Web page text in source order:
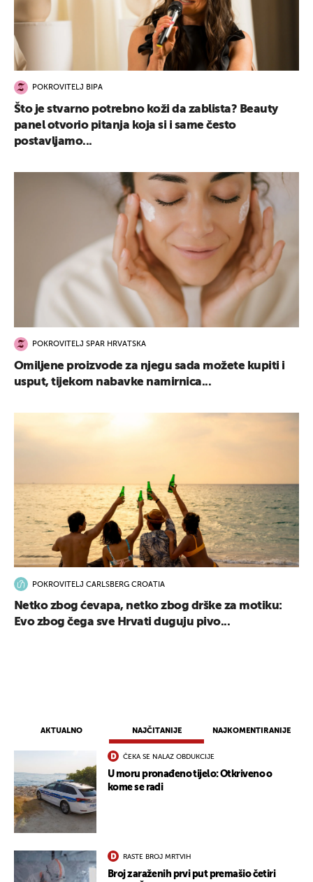
AKTUALNO NAJČITANIJE NAJKOMENTIRANIJE
ČEKA SE NALAZ OBDUKCIJE
U moru pronađeno tijelo: Otkriveno o
kome se radi
RASTE BROJ MRTVIH
Broj zaraženih prvi put premašio četiri
POKROVITELJ BIPA
Što je stvarno potrebno koži da zablista? Beauty
panel otvorio pitanja koja si i same često
postavljamo...
POKROVITELJ SPAR HRVATSKA
Omiljene proizvode za njegu sada možete kupiti i
usput, tijekom nabavke namirnica...
POKROVITELJ CARLSBERG CROATIA
Netko zbog ćevapa, netko zbog drške za motiku:
Evo zbog čega sve Hrvati duguju pivo...